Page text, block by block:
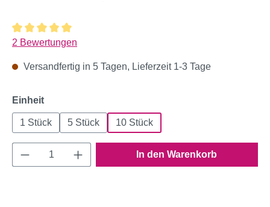
Durchschnittliche Bewertung von 5 von 5 Sternen
2 Bewertungen
Versandfertig in 5 Tagen, Lieferzeit 1-3 Tage
Einheitauswählen
1 Stück 5 Stück 10 Stück
Produkt Anzahl: Gib den gewünschten
In den Warenkorb